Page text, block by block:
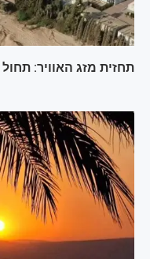
תחזית מזג האוויר: